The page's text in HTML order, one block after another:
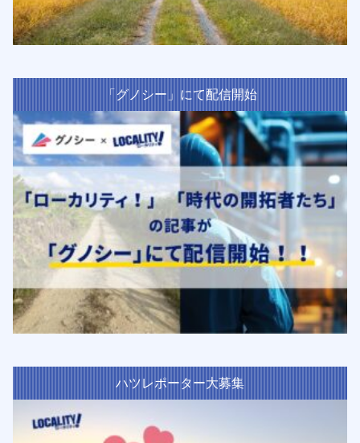
「グノシー」にて配信開始
ハツレポーター大募集